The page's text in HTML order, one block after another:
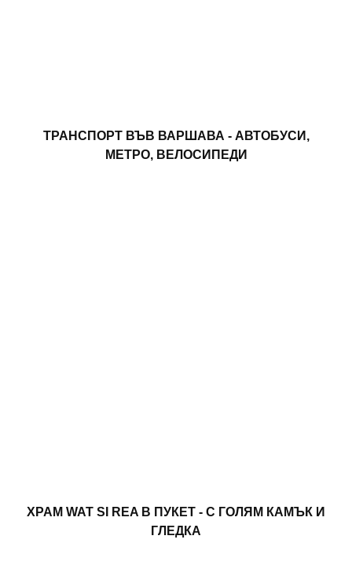
ТРАНСПОРТ ВЪВ ВАРШАВА - АВТОБУСИ,
МЕТРО, ​​ВЕЛОСИПЕДИ
ХРАМ WAT SI REA В ПУКЕТ - С ГОЛЯМ КАМЪК И
ГЛЕДКА